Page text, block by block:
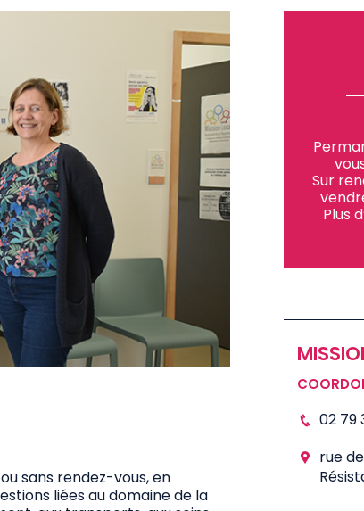
sans rendez-vous, en
liées au domaine de la
Sur
Plus
02 79
rue